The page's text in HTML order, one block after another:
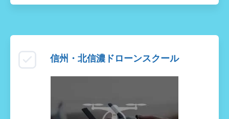
信州・北信濃ドローンスクール